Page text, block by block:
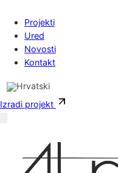
Projekti
Ured
Novosti
Kontakt
Izradi projekt